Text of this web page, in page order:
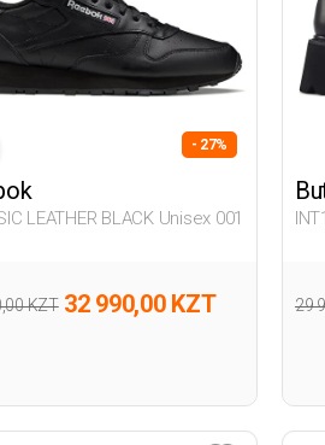
- 27%
LEATHER BLACK Unisex 001
KZT 32 990,00 KZT 29